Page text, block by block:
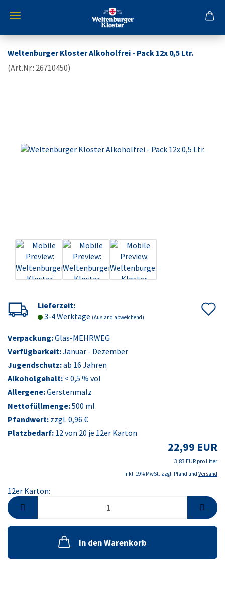
Weltenburger Kloster Alkoholfrei - Pack 12x 0,5 Ltr.
(Art.Nr.: 26710450)
Lieferzeit:
3-4 Werktage (Ausland abweichend)
Verpackung:Glas-MEHRWEG
Verfügbarkeit:Januar - Dezember
Jugendschutz:ab 16 Jahren
Alkoholgehalt: < 0,5 % vol
Allergene:Gerstenmalz
Nettofüllmenge:500 ml
Pfandwert: zzgl. 0,96 €
Platzbedarf: 12von 20 je 12er Karton
22,99 EUR
3,83 EUR pro Liter
inkl. 19% MwSt. zzgl. Pfand und Versand
12er Karton:
12er
Karton
In den Warenkorb